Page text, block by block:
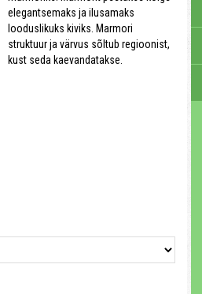
elegantsemaks ja ilusamaks
looduslikuks kiviks. Marmori
struktuur ja värvus sõltub regioonist,
kust seda kaevandatakse.